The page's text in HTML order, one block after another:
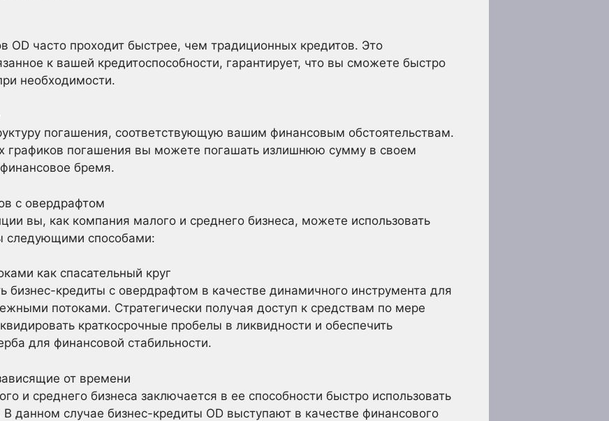
OD часто проходит быстрее, чем традиционных кредитов. Это
к вашей кредитоспособности, гарантирует, что вы сможете быстро
необходимости.
погашения, соответствующую вашим финансовым обстоятельствам.
графиков погашения вы можете погашать излишнюю сумму в своем
бремя.
с овердрафтом
вы, как компания малого и среднего бизнеса, можете использовать
следующими способами:
как спасательный круг
бизнес-кредиты с овердрафтом в качестве динамичного инструмента для
потоками. Стратегически получая доступ к средствам по мере
краткосрочные пробелы в ликвидности и обеспечить
для финансовой стабильности.
от времени
и среднего бизнеса заключается в ее способности быстро использовать
данном случае бизнес-кредиты OD выступают в качестве финансового